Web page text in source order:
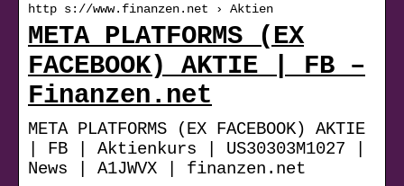
http s://www.finanzen.net › Aktien
META PLATFORMS (EX
FACEBOOK) AKTIE | FB –
Finanzen.net
META PLATFORMS (EX FACEBOOK) AKTIE
| FB | Aktienkurs | US30303M1027 |
News | A1JWVX | finanzen.net